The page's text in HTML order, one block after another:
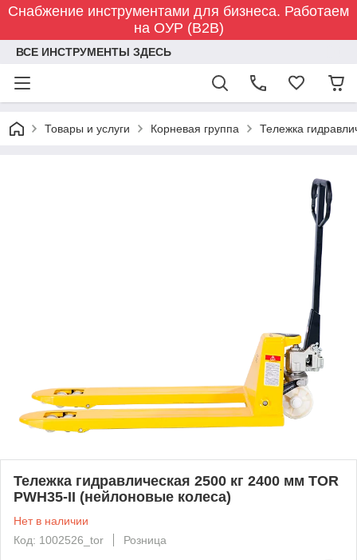
Снабжение инструментами для бизнеса. Работаем
на ОУР (B2B)
ВСЕ ИНСТРУМЕНТЫ ЗДЕСЬ
Товары и услуги Корневая группа Тележка
Тележка гидравлическая 2500 кг 2400 мм TOR
PWH35-II (нейлоновые колеса)
Нет в наличии
Код: 1002526_tor
Розница